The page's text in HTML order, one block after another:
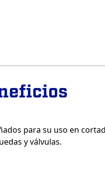
para su uso en
y válvulas.